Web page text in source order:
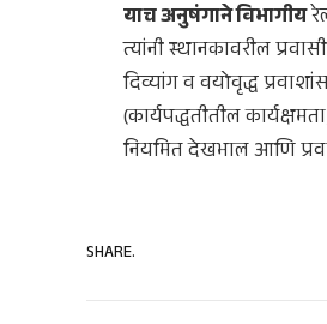
याच अनुषंगाने विभागीय
त्यांनी स्थानकावरील
दिव्यांग व वयोवृद्ध
(कार्यपद्धतीतील
नियमित देखभाल आणि
SHARE.